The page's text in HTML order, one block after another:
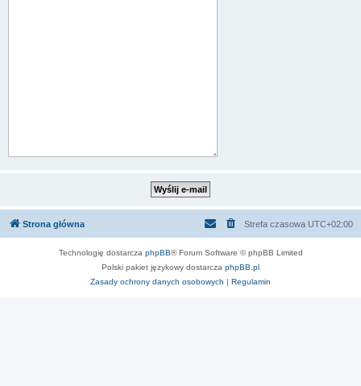
Strona główna Strefa czasowa UTC+02:00
Technologię dostarcza phpBB® Forum Software © phpBB Limited
Polski pakiet językowy dostarcza phpBB.pl
Zasady ochrony danych osobowych | Regulamin